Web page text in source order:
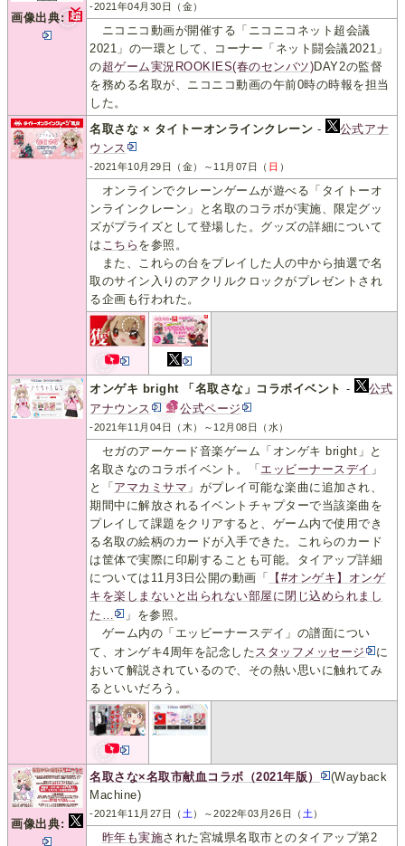
画像出典:
-2021年04月30日（金）
ニコニコ動画が開催する「ニコニコネット超会議
2021」の一環として、コーナー「ネット闘会議2021」
の超ゲーム実況ROOKIES(春のセンバツ)DAY2の監督
を務める名取が、ニコニコ動画の午前0時の時報を担当
した。
名取さな × タイトーオンラインクレーン -
公式アナ
ウンス
-2021年10月29日（金）～11月07日（ 日 ）
オンラインでクレーンゲームが遊べる「タイトーオ
ンラインクレーン」と名取のコラボが実施、限定グッ
ズがプライズとして登場した。グッズの詳細について
は こちら を参照。
また、これらの台をプレイした人の中から抽選で名
取のサイン入りのアクリルクロックがプレゼントされ
る企画も行われた。
オンゲキ bright 「名取さな」コラボイベント -
公式
アナウンス
公式ページ
-2021年11月04日（木）～12月08日（水）
セガのアーケード音楽ゲーム「オンゲキ bright」と
名取さなのコラボイベント。「 エッビーナースデイ 」
と「 アマカミサマ 」がプレイ可能な楽曲に追加され、
期間中に解放されるイベントチャプターで当該楽曲を
プレイして課題をクリアすると、ゲーム内で使用でき
る名取の絵柄のカードが入手できた。これらのカード
は筐体で実際に印刷することも可能。タイアップ詳細
については11月3日公開の動画「
【#オンゲキ】オンゲ
キを楽しまないと出られない部屋に閉じ込められまし
た…
」を参照。
ゲーム内の「エッビーナースデイ」の譜面につい
て、オンゲキ4周年を記念したスタッフメッセージ
に
おいて解説されているので、その熱い思いに触れてみ
るといいだろう。
画像出典:
名取さな×名取市献血コラボ（2021年版）
(Wayback
Machine)
-2021年11月27日（ 土 ）～2022年03月26日（ 土 ）
昨年も実施された宮城県名取市とのタイアップ第2